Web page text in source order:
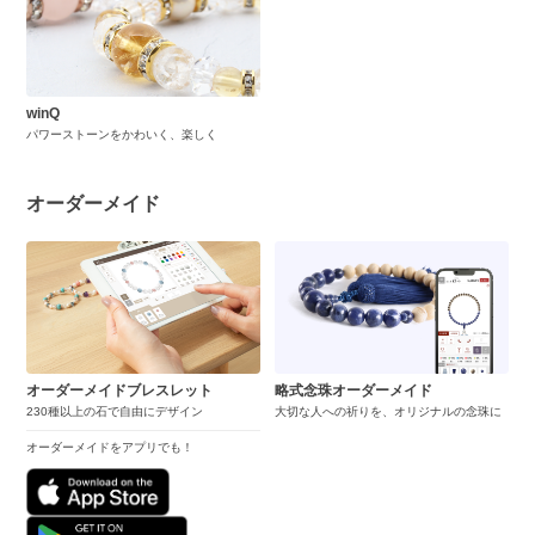
winQ
パワーストーンをかわいく、楽しく
オーダーメイド
オーダーメイドブレスレット
230種以上の石で自由にデザイン
オーダーメイドをアプリでも！
略式念珠オーダーメイド
大切な人への祈りを、オリジナルの念珠に